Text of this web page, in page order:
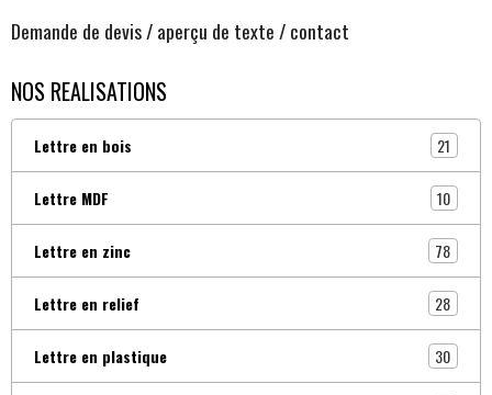
Demande de devis / aperçu de texte / contact
NOS REALISATIONS
Lettre en bois 21
Lettre MDF 10
Lettre en zinc 78
Lettre en relief 28
Lettre en plastique 30